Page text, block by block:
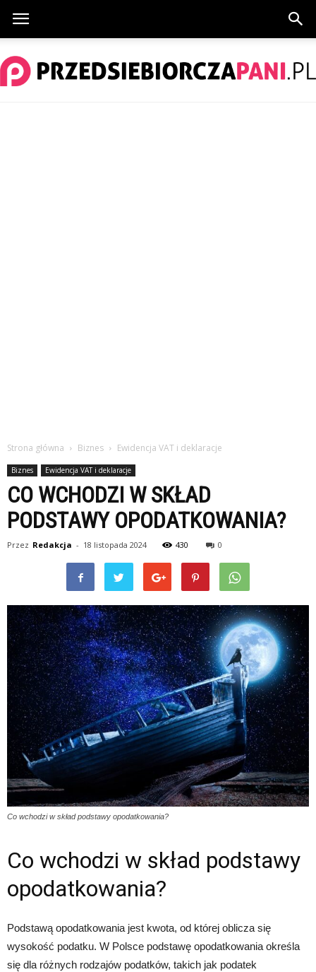
Strona główna Biznes Ewidencja VAT i deklaracje
Biznes Ewidencja VAT i deklaracje
CO WCHODZI W SKŁAD
PODSTAWY OPODATKOWANIA?
Przez Redakcja - 18 listopada 2024 430 0
Co wchodzi w skład podstawy opodatkowania?
Co wchodzi w skład podstawy
opodatkowania?
Podstawą opodatkowania jest kwota, od której oblicza się
wysokość podatku. W Polsce podstawę opodatkowania określa
się dla różnych rodzajów podatków, takich jak podatek